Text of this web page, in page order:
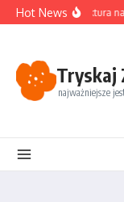
Przejdź do treści
Hot NewsAkupunktura
Tryskaj
najważniejsze